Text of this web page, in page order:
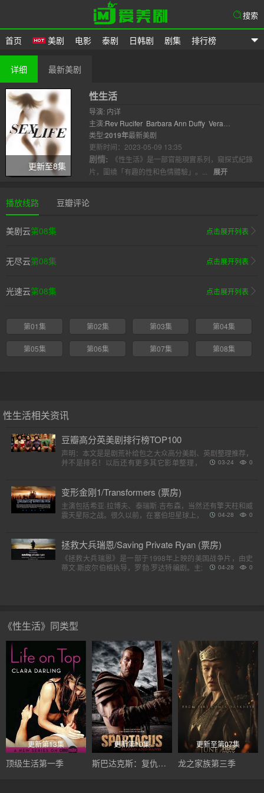
首页 美剧 电影 泰剧 日韩剧 剧集 排行榜
搜索
详细 最新美剧
更新至8集
性生活
导演: 内详
主演:Rev Rucifer Barbara Ann Duffy Vera
Duffy Natasha Estrada
类型:2019年最新美剧
更新时间：2023-05-09 13:35
剧情:
《性生活》是一部官能現實系列，窺探式紀錄
片，圍繞「有趣的性和色情體驗」。...
展开
播放线路 豆瓣评论
美剧云第08集 点击展开列表
无尽云第08集 点击展开列表
光速云第08集 点击展开列表
第01集 第02集 第03集 第04集
第05集 第06集 第07集 第08集
性生活相关资讯
豆瓣高分英美剧排行榜TOP100
声明：本文是是剧荒补给包之大众高分美剧、英剧整理推荐，
并不是排名！以后还有更多其它影单整理，请各位收藏好。
0
03-24
变形金刚1/Transformers (票房)
主演包括希亚·拉博夫、泰瑞斯·吉布森，当然还有擎天柱和威
震天星际之战。很久以前，在塞伯坦星球上，一个巨大的，强
0
04-28
拯救大兵瑞恩/Saving Private Ryan (票房)
《拯救大兵瑞恩》是一部于1998年上映的美国战争片，由史
蒂文·斯皮尔伯格执导，罗勃·罗达特编剧。主演包括汤姆·汉克
0
04-28
《性生活》同类型
更新第13集
顶级生活第一季
更新第10集
斯巴达克斯：复仇第二季
更新至第07集
龙之家族第三季